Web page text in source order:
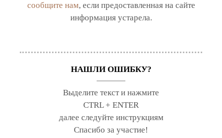
сообщите нам, если предоставленная на сайте
информация устарела.
НАШЛИ ОШИБКУ?
Выделите текст и нажмите
CTRL + ENTER
далее следуйте инструкциям
Спасибо за участие!